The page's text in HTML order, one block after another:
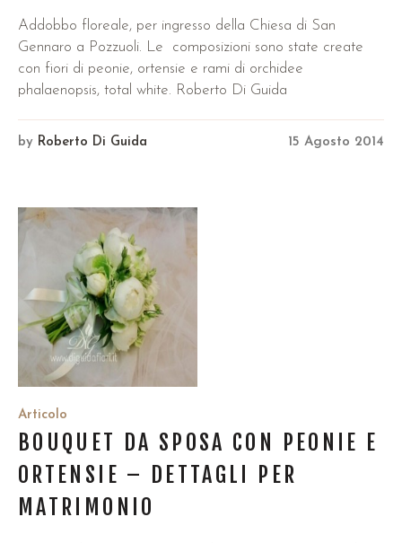
Addobbo floreale, per ingresso della Chiesa di San
Gennaro a Pozzuoli. Le composizioni sono state create
con fiori di peonie, ortensie e rami di orchidee
phalaenopsis, total white. Roberto Di Guida
15 Agosto 2014
by Roberto Di Guida
Articolo
BOUQUET DA SPOSA CON PEONIE E
ORTENSIE – DETTAGLI PER
MATRIMONIO